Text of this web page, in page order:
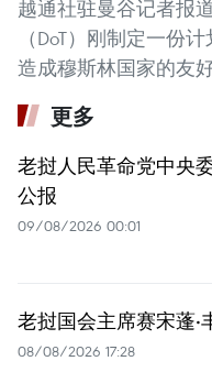
越通社驻曼谷记者报
（DoT）刚制定一份
造成穆斯林国家的友
更多
老挝人民革命党中央
公报
09/08/2026 00:01
老挝国会主席赛宋蓬·
08/08/2026 17:28